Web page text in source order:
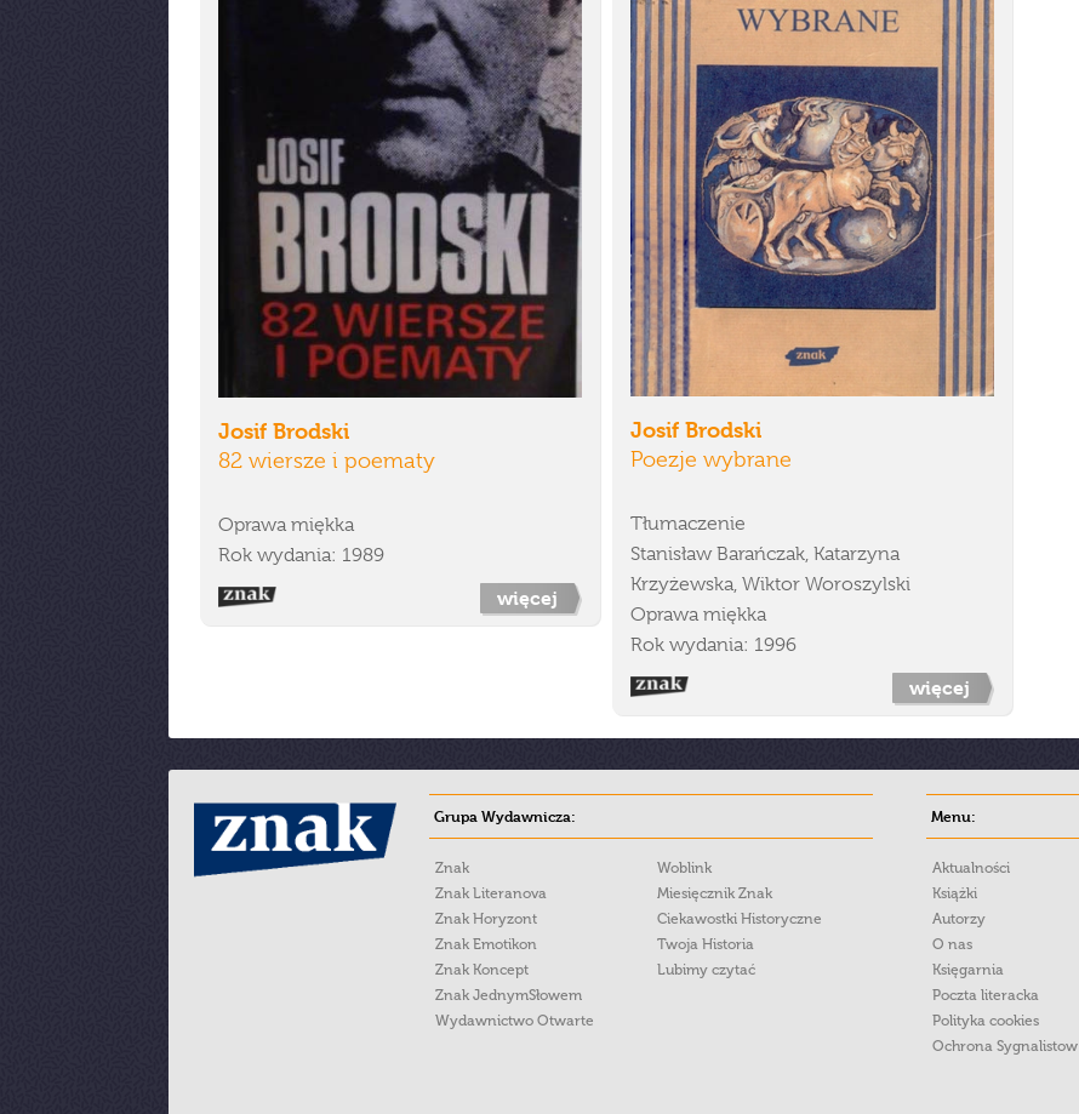
Josif Brodski
Poezje wybrane
Tłumaczenie
Stanisław Barańczak, Katarzyna
Krzyżewska, Wiktor Woroszylski
Oprawa miękka
Rok wydania: 1996
więcej
Josif Brodski
82 wiersze i poematy
Oprawa miękka
Rok wydania: 1989
więcej
Grupa Wydawnicza:
Znak
Znak Literanova
Znak Horyzont
Znak Emotikon
Znak Koncept
Znak JednymSłowem
Wydawnictwo Otwarte
Woblink
Miesięcznik Znak
Ciekawostki Historyczne
Twoja Historia
Lubimy czytać
Menu:
Aktualności
Książki
Autorzy
O nas
Księgarnia
Poczta literacka
Polityka cookies
Ochrona Sygnalistow